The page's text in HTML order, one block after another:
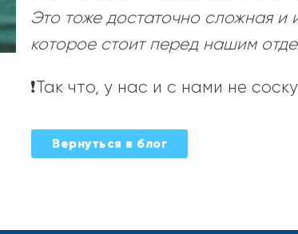
Это тоже достаточно сложная и
которое стоит перед нашим
❗️Так что, у нас и с нами не
Вернуться в блог